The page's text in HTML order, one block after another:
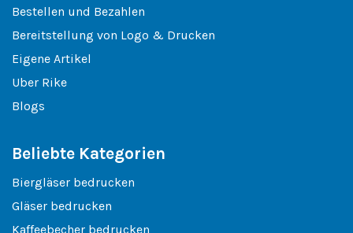
Bestellen und Bezahlen
Bereitstellung von Logo & Drucken
Eigene Artikel
Uber Rike
Blogs
Beliebte Kategorien
Biergläser bedrucken
Gläser bedrucken
Kaffeebecher bedrucken